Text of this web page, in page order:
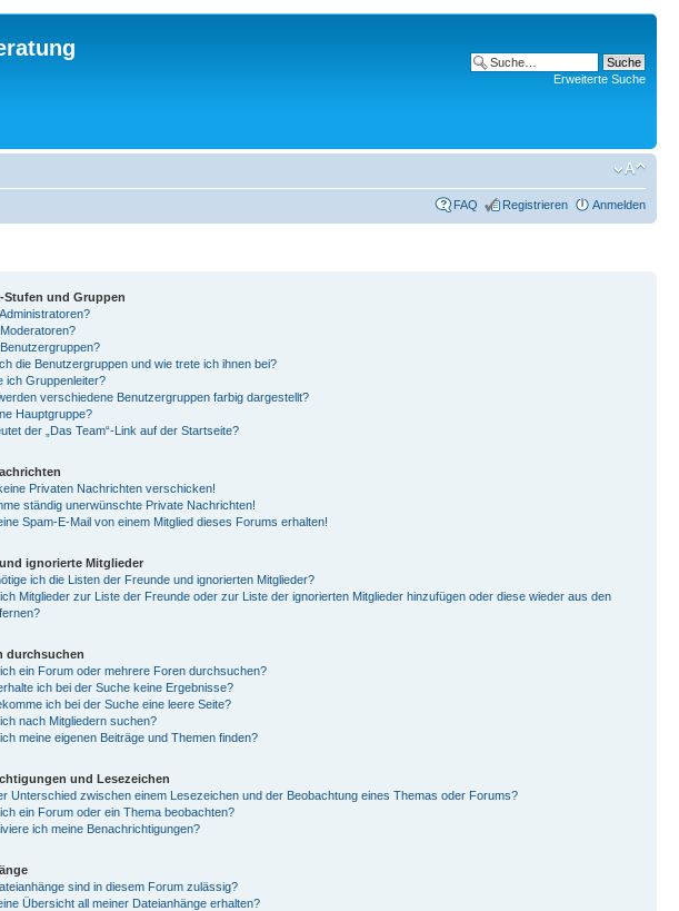
Erweiterte Suche
FAQ Registrieren Anmelden
Stufen und Gruppen
die Benutzergruppen und wie trete ich ihnen bei?
ich Gruppenleiter?
verschiedene Benutzergruppen farbig dargestellt?
Hauptgruppe?
der „Das Team“-Link auf der Startseite?
Privaten Nachrichten verschicken!
ständig unerwünschte Private Nachrichten!
Spam-E-Mail von einem Mitglied dieses Forums erhalten!
ignorierte Mitglieder
ich die Listen der Freunde und ignorierten Mitglieder?
Mitglieder zur Liste der Freunde oder zur Liste der ignorierten Mitglieder hinzufügen oder diese wieder aus den
durchsuchen
ein Forum oder mehrere Foren durchsuchen?
ich bei der Suche keine Ergebnisse?
ich bei der Suche eine leere Seite?
nach Mitgliedern suchen?
meine eigenen Beiträge und Themen finden?
und Lesezeichen
Unterschied zwischen einem Lesezeichen und der Beobachtung eines Themas oder Forums?
ein Forum oder ein Thema beobachten?
ich meine Benachrichtigungen?
sind in diesem Forum zulässig?
Übersicht all meiner Dateianhänge erhalten?